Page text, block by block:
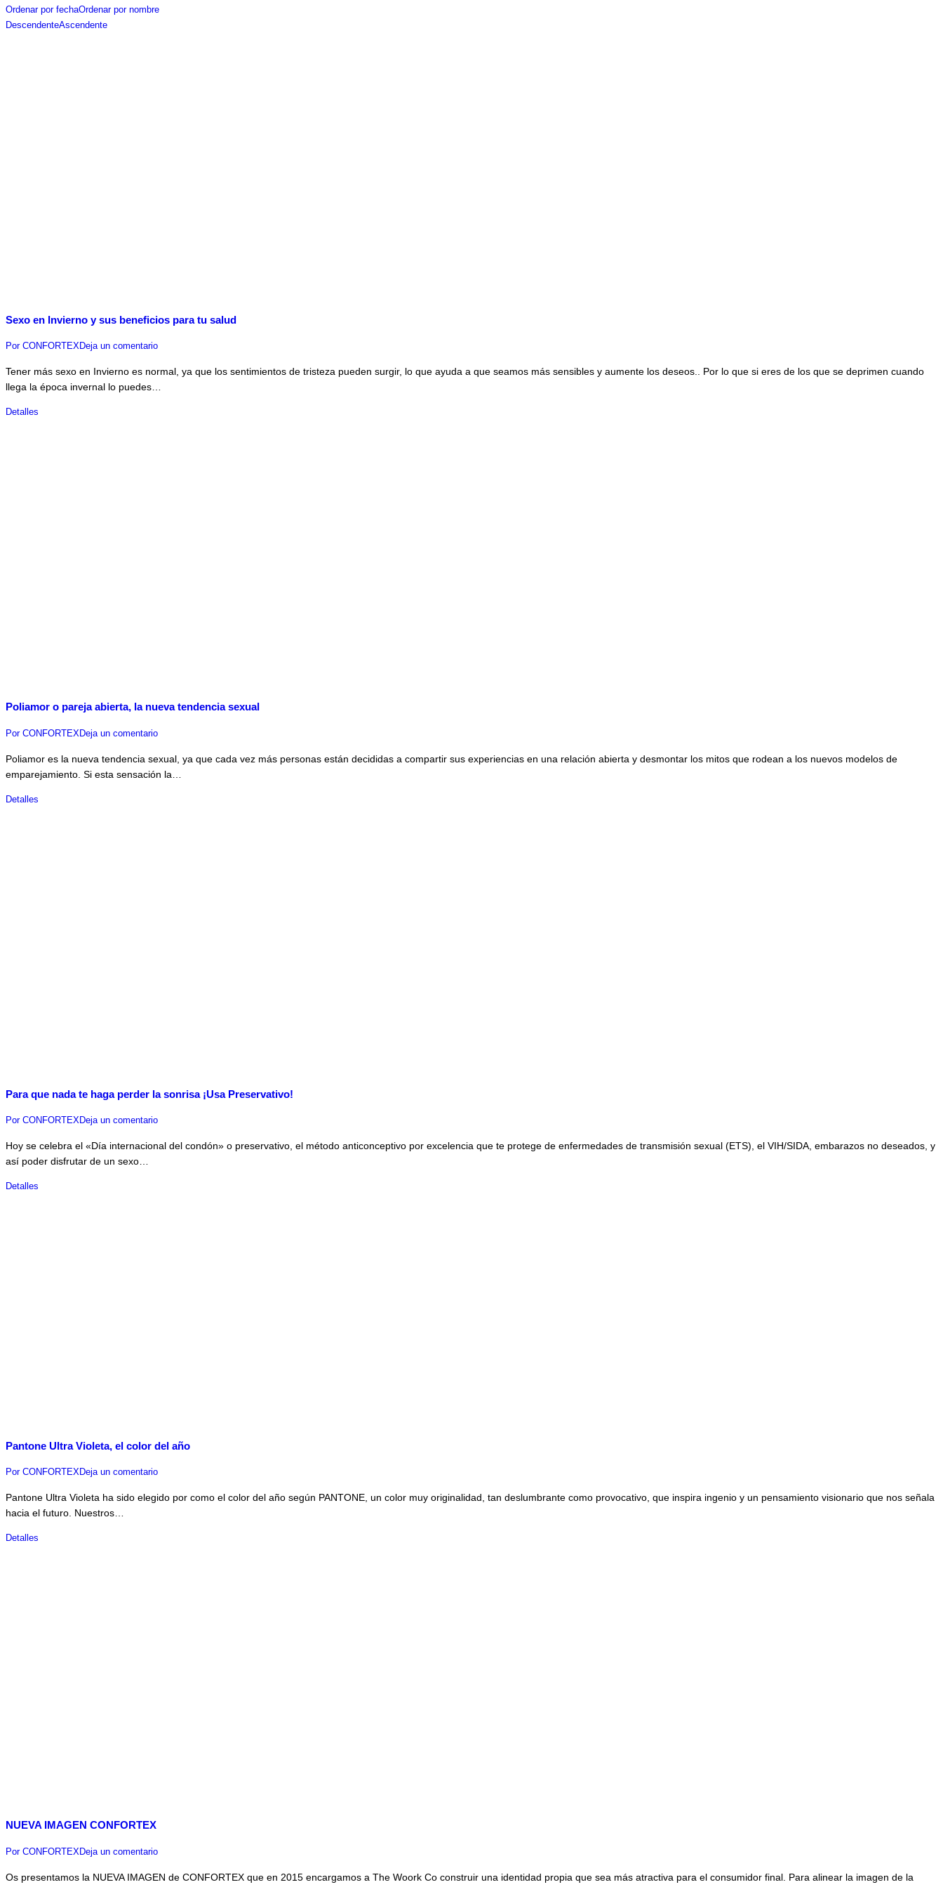
Ordenar por fechaOrdenar por nombre
DescendenteAscendente
Sexo en Invierno y sus beneficios para tu salud
Por CONFORTEXDeja un comentario
Tener más sexo en Invierno es normal, ya que los sentimientos de tristeza pueden surgir, lo que ayuda a que seamos más sensibles y aumente los deseos.. Por lo que si eres de los que se deprimen cuando
llega la época invernal lo puedes…
Detalles
Poliamor o pareja abierta, la nueva tendencia sexual
Por CONFORTEXDeja un comentario
Poliamor es la nueva tendencia sexual, ya que cada vez más personas están decididas a compartir sus experiencias en una relación abierta y desmontar los mitos que rodean a los nuevos modelos de
emparejamiento. Si esta sensación la…
Detalles
Para que nada te haga perder la sonrisa ¡Usa Preservativo!
Por CONFORTEX Deja un comentario
Hoy se celebra el «Día internacional del condón» o preservativo, el método anticonceptivo por excelencia que te protege de enfermedades de transmisión sexual (ETS), el VIH/SIDA, embarazos no deseados, y
así poder disfrutar de un sexo…
Detalles
Pantone Ultra Violeta, el color del año
Por CONFORTEXDeja un comentario
Pantone Ultra Violeta ha sido elegido por como el color del año según PANTONE, un color muy originalidad, tan deslumbrante como provocativo, que inspira ingenio y un pensamiento visionario que nos señala
hacia el futuro. Nuestros…
Detalles
NUEVA IMAGEN CONFORTEX
Por CONFORTEXDeja un comentario
Os presentamos la NUEVA IMAGEN de CONFORTEX que en 2015 encargamos a The Woork Co construir una identidad propia que sea más atractiva para el consumidor final. Para alinear la imagen de la